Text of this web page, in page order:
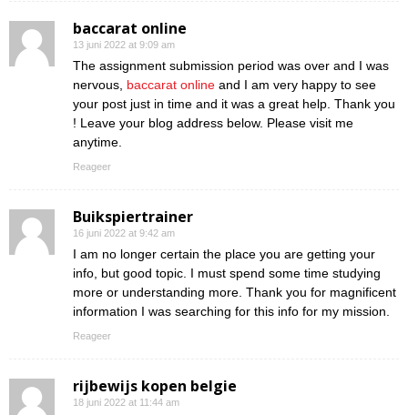
baccarat online
13 juni 2022 at 9:09 am
The assignment submission period was over and I was
nervous, baccarat online and I am very happy to see
your post just in time and it was a great help. Thank you
! Leave your blog address below. Please visit me
anytime.
Reageer
Buikspiertrainer
16 juni 2022 at 9:42 am
I am no longer certain the place you are getting your
info, but good topic. I must spend some time studying
more or understanding more. Thank you for magnificent
information I was searching for this info for my mission.
Reageer
rijbewijs kopen belgie
18 juni 2022 at 11:44 am